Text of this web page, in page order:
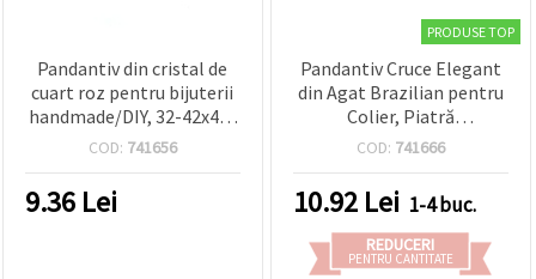
Pandantiv din cristal de
cuart roz pentru bijuterii
handmade/DIY, 32-42x48-
70 mm, asortat
COD: 741656
9.36 Lei
PRODUSE TOP
Pandantiv Cruce Elegant
din Agat Brazilian pentru
Colier, Piatră
Semiprețioasă 22x30x5
COD: 741666
10.92 Lei 1-4 buc.
REDUCERI
PENTRU CANTITATE